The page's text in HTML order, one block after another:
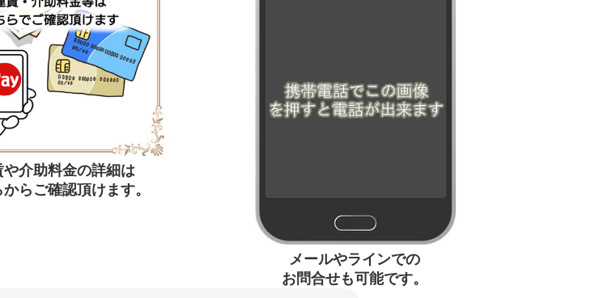
や介助料金の詳細は
らご確認頂けます。
メールやラインでの
お問合せも可能です。